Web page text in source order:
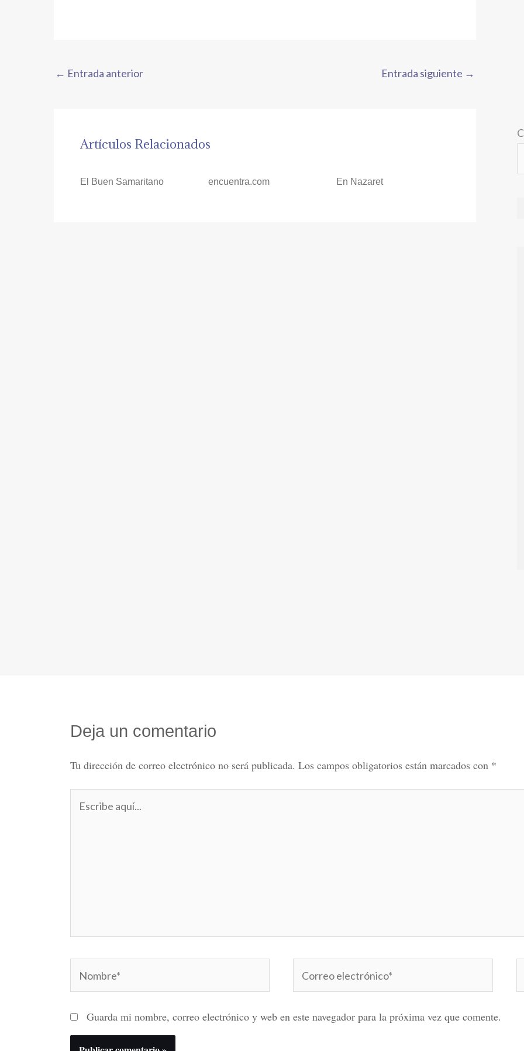
← Entrada anterior Entrada siguiente →
Artículos Relacionados
El Buen Samaritano encuentra.com En Nazaret
Deja un comentario
Tu dirección de correo electrónico no será publicada. Los campos obligatorios están marcados con *
aquí...
electrónico*
Guarda mi nombre, correo electrónico y web en este navegador para la próxima vez que comente.